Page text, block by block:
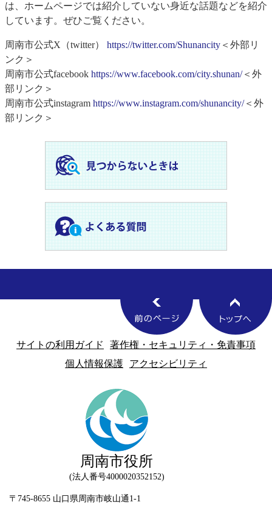
は、ホームページでは紹介していない身近な話題などを紹介
しています。ぜひご覧ください。
周南市公式X（twitter） https://twitter.com/Shunancity ＜外部リ
ンク＞
周南市公式facebook https://www.facebook.com/city.shunan/＜外
部リンク＞
周南市公式instagram https://www.instagram.com/shunancity/＜外
部リンク＞
サイトの利用ガイド
著作権・セキュリティ・免責事項
個人情報保護
アクセシビリティ
周南市役所
法人番号4000020352152
〒745-8655 山口県周南市岐山通1-1